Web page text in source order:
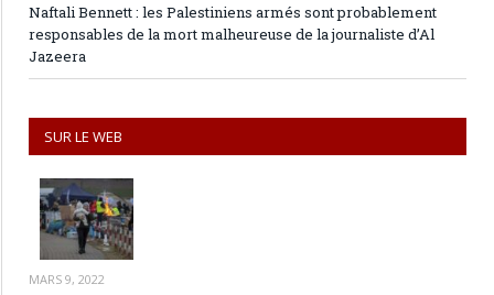
Naftali Bennett : les Palestiniens armés sont probablement
responsables de la mort malheureuse de la journaliste d’Al
Jazeera
SUR LE WEB
MARS 9, 2022